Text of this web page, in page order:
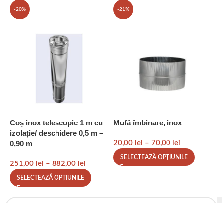
-20%
Coș inox telescopic 1 m cu
izolație/ deschidere 0,5 m –
0,90 m
251,00 lei – 882,00 lei
SELECTEAZĂ OPȚIUNILE
-21%
Mufă îmbinare, inox
20,00 lei – 70,00 lei
SELECTEAZĂ OPȚIUNILE